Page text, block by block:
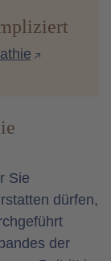
Sie
dürfen,
der